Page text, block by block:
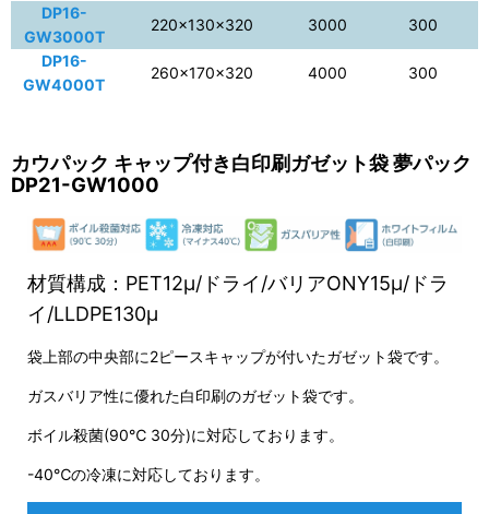
DP16-
GW3000T
220×130×320 3000
300
DP16-
GW4000T
260×170×320 4000 300
カウパック キャップ付き白印刷ガゼット袋 夢パック
DP21-GW1000
材質構成：PET12μ/ドライ/バリアONY15μ/ドラ
イ/LLDPE130μ
袋上部の中央部に2ピースキャップが付いたガゼット袋です。
ガスバリア性に優れた白印刷のガゼット袋です。
ボイル殺菌(90℃ 30分)に対応しております。
-40℃の冷凍に対応しております。